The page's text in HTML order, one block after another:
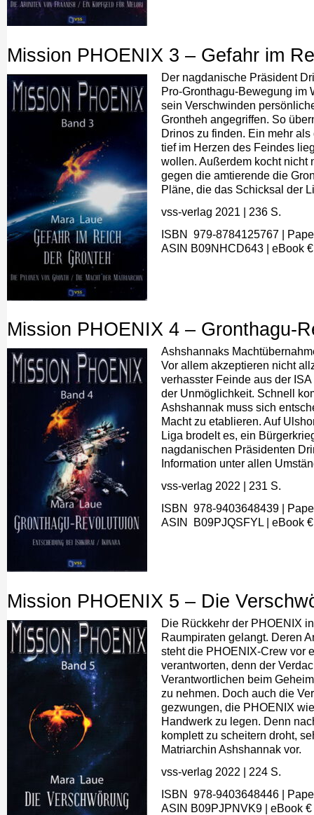
Mission PHOENIX 3 – Gefahr im
Der nagdanische Präsident
Pro-Gronthagu-Bewegung im
sein Verschwinden
Grontheh angegriffen. So
Drinos zu finden. Ein mehr
tief im Herzen des Feindes
wollen. Außerdem kocht nicht
gegen die amtierende die
Pläne, die das Schicksal der
vss-verlag 2021
| 236 S.
ISBN ‎ 979-8784125767
|
ASIN B09NHCD643 eBook
Mission PHOENIX 4 – Gronthagu-
Ashshannaks
Vor allem akzeptieren nicht
verhasster Feinde aus der
der Unmöglichkeit. Schnell
Ashshannak muss sich
Macht zu etablieren. Auf
Liga brodelt es, ein
nagdanischen Präsidenten
Information unter allen
vss-verlag 2022
| 231 S.
ISBN ‎ 978-9403648439
|
ASIN B09PJQSFYL eBook
Mission PHOENIX 5 – Die
Die Rückkehr der PHOENIX
Raumpiraten gelangt. Deren
steht die PHOENIX-Crew vor
verantworten, denn der
Verantwortlichen beim
zu nehmen. Doch auch die
gezwungen, die PHOENIX
Handwerk zu legen. Denn
komplett zu scheitern droht,
Matriarchin Ashshannak vor.
vss-verlag 2022
| 224 S.
ISBN ‎ 978-9403648446
|
ASIN B09PJPNVK9 eBook €